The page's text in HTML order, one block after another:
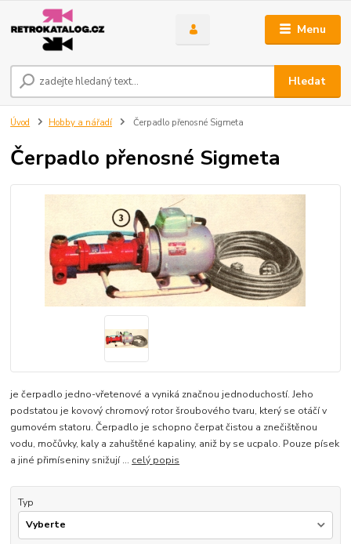
Menu
Hledat
Úvod Hobby a nářadí Čerpadlo přenosné Sigmeta
Čerpadlo přenosné Sigmeta
je čerpadlo jedno-vřetenové a vyniká značnou jednoduchostí. Jeho
podstatou je kovový chromový rotor šroubového tvaru, který se otáčí v
gumovém statoru. Čerpadlo je schopno čerpat čistou a znečištěnou
vodu, močůvky, kaly a zahuštěné kapaliny, aniž by se ucpalo. Pouze písek
a jiné přimíseniny snižují ... celý popis
Typ